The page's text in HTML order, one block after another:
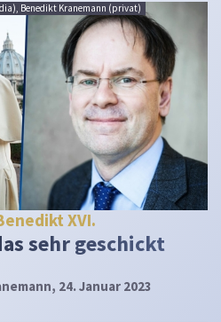
Benedikt Kranemann (privat)
XVI.
sehr geschickt
24. Januar 2023